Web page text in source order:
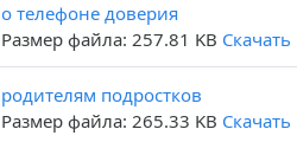
о телефоне доверия
Размер файла: 257.81 KB Скачать
родителям подростков
Размер файла: 265.33 KB Скачать